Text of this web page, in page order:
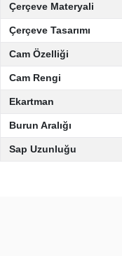
Çerçeve Materyali
Çerçeve Tasarımı
Cam Özelliği
Cam Rengi
Ekartman
Burun Aralığı
Sap Uzunluğu